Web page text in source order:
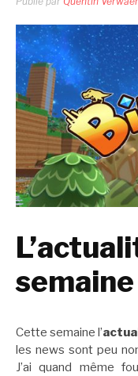
Cette semaine l’
les news sont peu
J’ai quand même